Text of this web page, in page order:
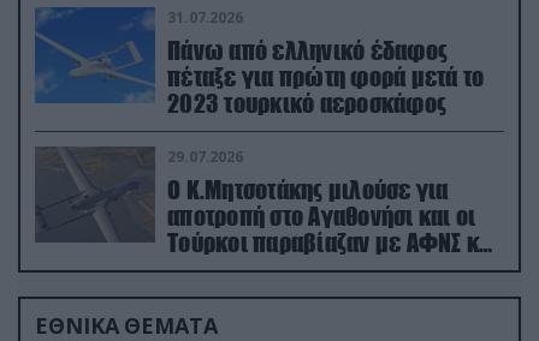
31.07.2026
Πάνω από ελληνικό έδαφος
πέταξε για πρώτη φορά μετά το
2023 τουρκικό αεροσκάφος
29.07.2026
Ο Κ.Μητσοτάκης μιλούσε για
αποτροπή στο Αγαθονήσι και οι
Τούρκοι παραβίαζαν με ΑΦΝΣ και
drone
ΕΘΝΙΚΑ ΘΕΜΑΤΑ